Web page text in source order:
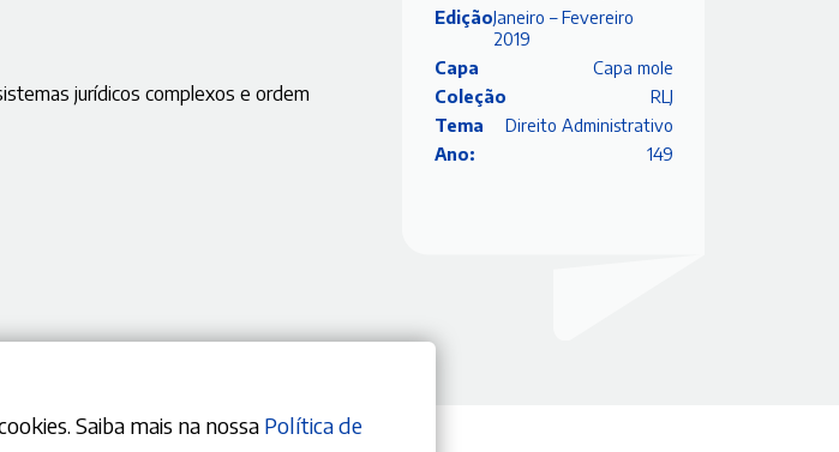
jurídicos complexos e ordem
EdiçãoJaneiro – Fevereiro
2019
Capa
Capa mole
Coleção
RLJ
Tema
Direito Administrativo
Ano:
149
Saiba mais na nossa Política de